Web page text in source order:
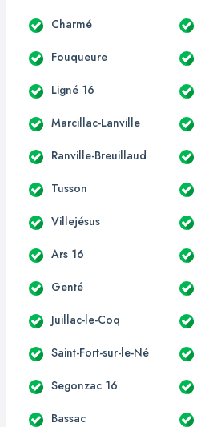
Charmé
Fouqueure
Ligné 16
Marcillac-Lanville
Ranville-Breuillaud
Tusson
Villejésus
Ars 16
Genté
Juillac-le-Coq
Saint-Fort-sur-le-Né
Segonzac 16
Bassac